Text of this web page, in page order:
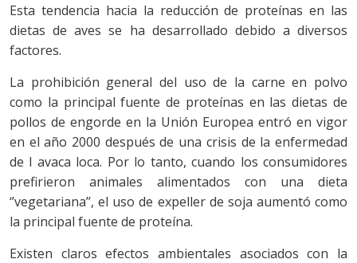
Esta tendencia hacia la reducción de proteínas en las
dietas de aves se ha desarrollado debido a diversos
factores.
La prohibición general del uso de la carne en polvo
como la principal fuente de proteínas en las dietas de
pollos de engorde en la Unión Europea entró en vigor
en el año 2000 después de una crisis de la enfermedad
de l avaca loca. Por lo tanto, cuando los consumidores
prefirieron animales alimentados con una dieta
‘’vegetariana’’, el uso de expeller de soja aumentó como
la principal fuente de proteína.
Existen claros efectos ambientales asociados con la